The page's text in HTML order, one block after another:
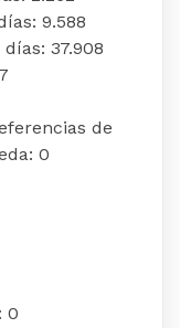
9.588
37.908
de
0
0